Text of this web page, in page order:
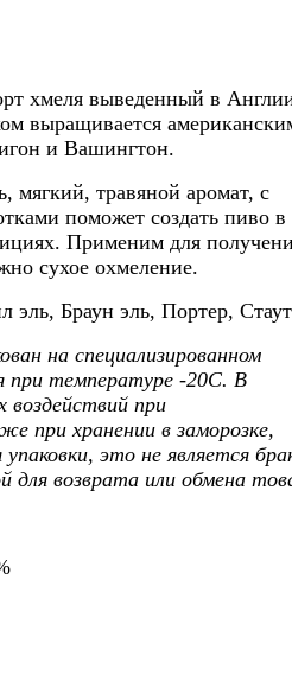
хмеля выведенный в
выращивается
и Вашингтон.
мягкий, травяной аромат, с
поможет создать пиво в
Применим для
сухое охмеление.
эль, Браун эль, Портер,
на специализированном
при температуре -20С. В
воздействий при
при хранении в заморозке,
это не является
возврата или обмена